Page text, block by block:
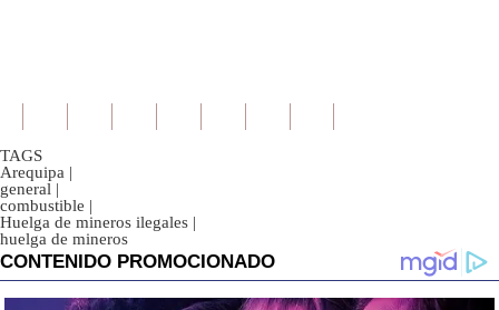
TAGS
Arequipa |
general |
combustible |
Huelga de mineros ilegales |
huelga de mineros